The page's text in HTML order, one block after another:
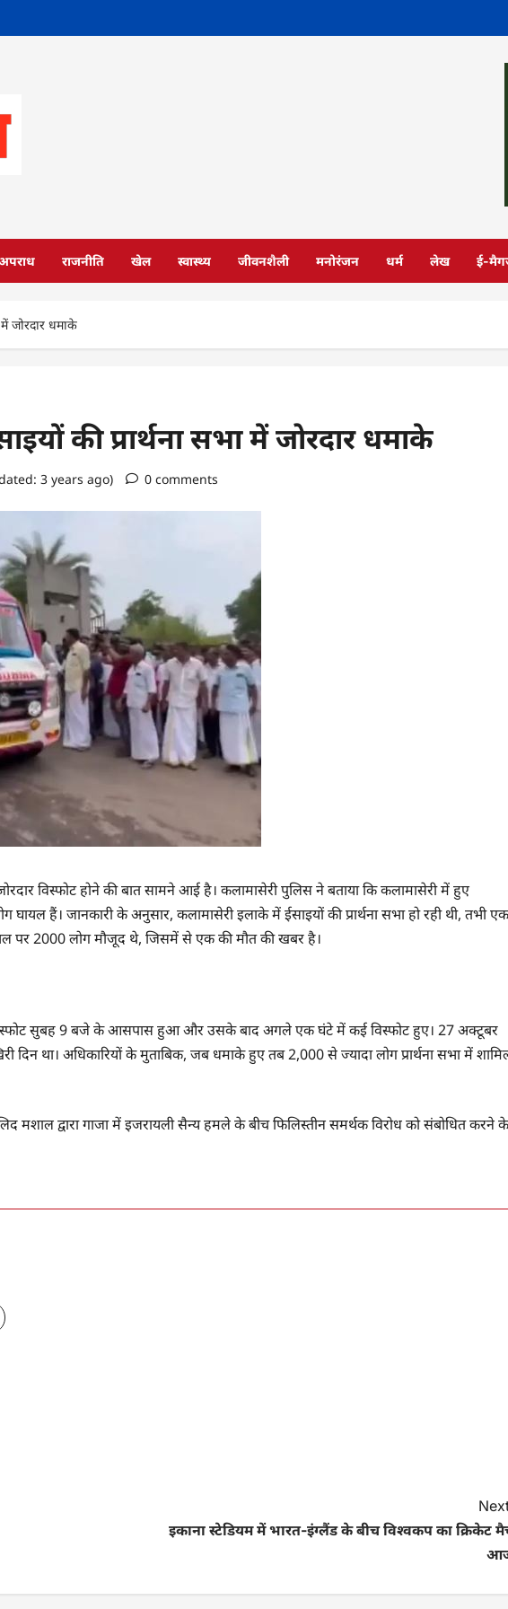
राजनीति खेल स्वास्थ्य जीवनशैली मनोरंजन धर्म लेख ई-
जोरदार धमाके
की प्रार्थना सभा में जोरदार धमाके
3 years ago) 0 comments
विस्फोट होने की बात सामने आई है। कलामासेरी पुलिस ने बताया कि कलामासेरी में हुए
हैं। जानकारी के अनुसार, कलामासेरी इलाके में ईसाइयों की प्रार्थना सभा हो रही थी, तभी एक
पर 2000 लोग मौजूद थे, जिसमें से एक की मौत की खबर है।
सुबह 9 बजे के आसपास हुआ और उसके बाद अगले एक घंटे में कई विस्फोट हुए। 27 अक्टूबर
दिन था। अधिकारियों के मुताबिक, जब धमाके हुए तब 2,000 से ज्यादा लोग प्रार्थना सभा में
मशाल द्वारा गाजा में इजरायली सैन्य हमले के बीच फिलिस्तीन समर्थक विरोध को संबोधित करने के
इकाना स्टेडियम में भारत-इंग्लैंड के बीच विश्वकप का क्रिकेट